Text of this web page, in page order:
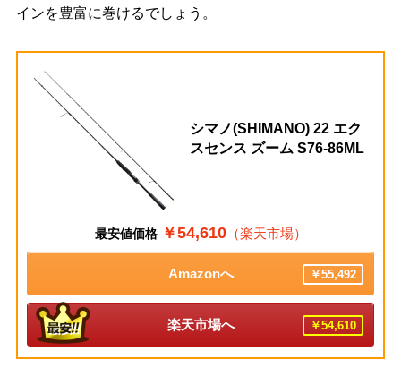
インを豊富に巻けるでしょう。
シマノ(SHIMANO) 22 エク
スセンス ズーム S76-86ML
最安値価格 ￥54,610（楽天市場）
Amazonへ ￥55,492
楽天市場へ ￥54,610